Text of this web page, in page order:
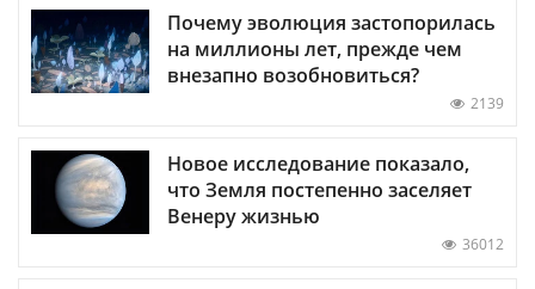
Почему эволюция застопорилась
на миллионы лет, прежде чем
внезапно возобновиться?
2139
Новое исследование показало,
что Земля постепенно заселяет
Венеру жизнью
36012